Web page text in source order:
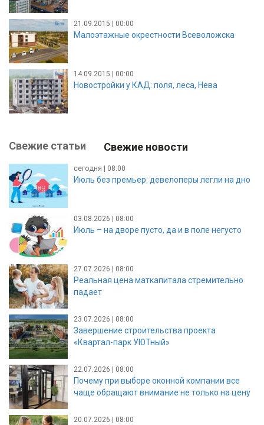
21.09.2015 | 00:00
Малоэтажные окрестности Всеволожска
14.09.2015 | 00:00
Новостройки у КАД: поля, леса, Нева
Свежие статьи Свежие новости
сегодня | 08:00
Июль без премьер: девелоперы легли на дно
03.08.2026 | 08:00
Июль – на дворе пусто, да и в поле негусто
27.07.2026 | 08:00
Реальная цена маткапитала стремительно
падает
23.07.2026 | 08:00
Завершение строительства проекта
«Квартал-парк УЮТный»
22.07.2026 | 08:00
Почему при выборе оконной компании все
чаще обращают внимание не только на цену
20.07.2026 | 08:00